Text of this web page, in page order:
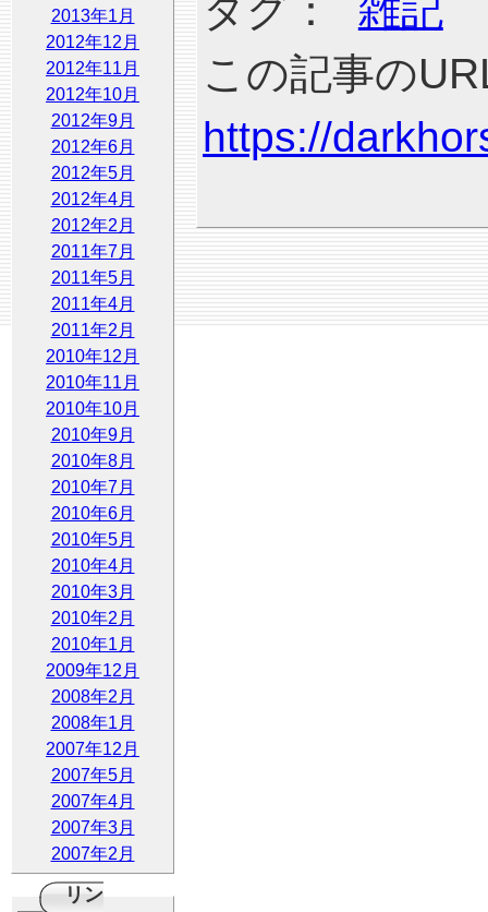
2013年1月
2012年12月
2012年11月
2012年10月
2012年9月
2012年6月
2012年5月
2012年4月
2012年2月
2011年7月
2011年5月
2011年4月
2011年2月
2010年12月
2010年11月
2010年10月
2010年9月
2010年8月
2010年7月
2010年6月
2010年5月
2010年4月
2010年3月
2010年2月
2010年1月
2009年12月
2008年2月
2008年1月
2007年12月
2007年5月
2007年4月
2007年3月
2007年2月
リン
タグ：
雑記
この記事の
https://